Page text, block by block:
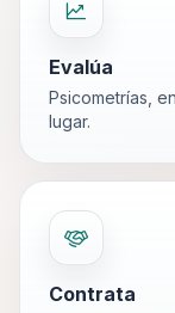
Evalúa
Psicometrías,
lugar.
Contrata